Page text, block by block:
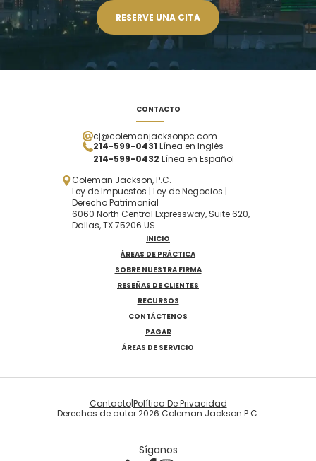
RESERVE UNA CITA
CONTACTO
cj@colemanjacksonpc.com
214-599-0431 Línea en Inglés
214-599-0432 Línea en Español
Coleman Jackson, P.C.
Ley de Impuestos | Ley de Negocios |
Derecho Patrimonial
6060 North Central Expressway, Suite 620,
Dallas, TX 75206 US
INICIO
ÁREAS DE PRÁCTICA
SOBRE NUESTRA FIRMA
RESEÑAS DE CLIENTES
RECURSOS
CONTÁCTENOS
PAGAR
ÁREAS DE SERVICIO
Derechos de autor 2026 Coleman Jackson P.C.
Contacto|Política De Privacidad
Síganos